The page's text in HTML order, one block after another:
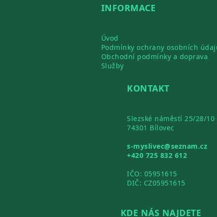
INFORMACE
Úvod
Podmínky ochrany osobních
Obchodní podmínky a doprava
Služby
KONTAKT
Slezské náměstí 25/28/10
74301 Bílovec
s-myslivec@seznam.cz
+420 725 832 612
IČO: 05951615
DIČ: CZ05951615
KDE NÁS NAJDETE